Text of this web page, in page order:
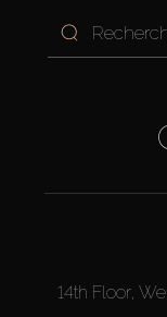
14th Floor,